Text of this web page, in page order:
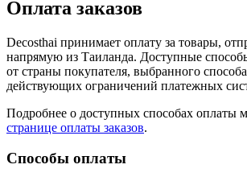
Оплата заказов
Decosthai принимает оплату за товары,
напрямую из Таиланда. Доступные
от страны покупателя, выбранного
действующих ограничений платежных
Подробнее о доступных способах оплаты
странице оплаты заказов.
Способы оплаты